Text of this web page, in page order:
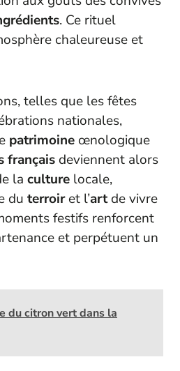
. Ce rituel
chaleureuse et
telles que les fêtes
nationales,
patrimoine œnologique
français deviennent alors
la culture locale,
du terroiret l’artde vivre
festifs renforcent
et perpétuent un
du citron vert dans la